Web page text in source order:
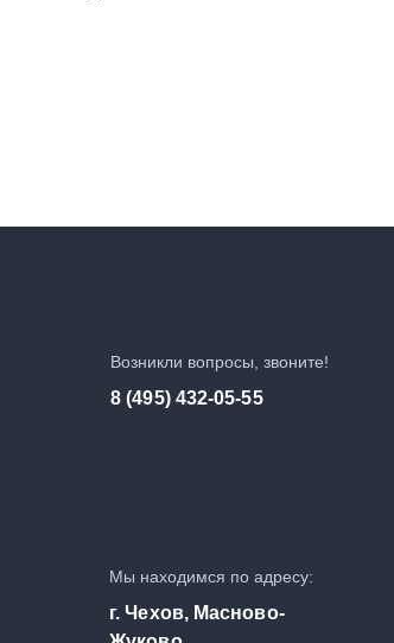
Возникли вопросы, звоните!
8 (495) 432-05-55
Мы находимся по адресу:
г. Чехов, Масново-